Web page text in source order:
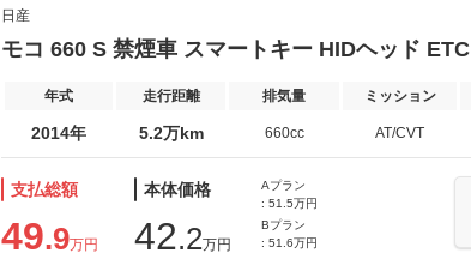
日産
モコ 660 S 禁煙車 スマートキー HIDヘッド ETC
年式 走行距離 排気量 ミッション
2014年 5.2万km 660cc AT/CVT
支払総額
49.9万円
本体価格
42.2万円
Aプラン
: 51.5万円
Bプラン
: 51.6万円